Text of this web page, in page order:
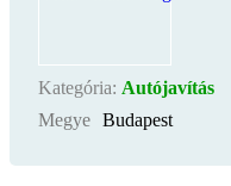
Kategória: Autójavítás
Megye Budapest